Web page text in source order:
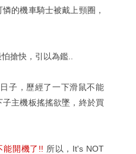
的機車騎士被戴上頸圈，
搶快，引以為鑑..
子，歷經了一下滑鼠不能
主機板搖搖欲墜，終於買
能開機了!! 所以，It's NOT